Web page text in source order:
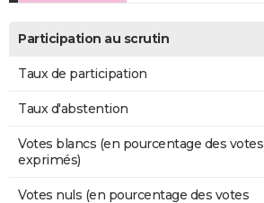
Participation au scrutin
Taux de participation
Taux d'abstention
Votes blancs (en pourcentage des votes
exprimés)
Votes nuls (en pourcentage des votes